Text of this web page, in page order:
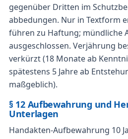
gegenüber Dritten im
abbedungen. Nur in Textform
führen zu Haftung; mündliche
ausgeschlossen. Verjährung
verkürzt (18 Monate ab
spätestens 5 Jahre ab
maßgeblich).
§ 12 Aufbewahrung und
Unterlagen
Handakten-Aufbewahrung 10